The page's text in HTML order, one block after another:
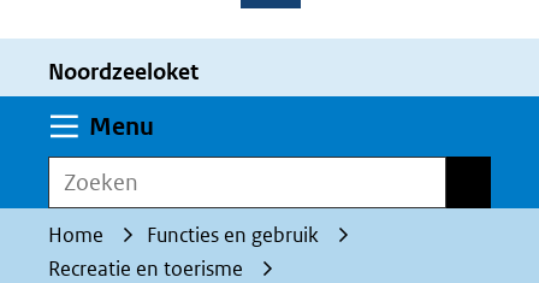
worden
toegestaan
geweigerd.
Noordzeeloket
Menu
Zoeken
Home
Functies en gebruik
Recreatie en toerisme